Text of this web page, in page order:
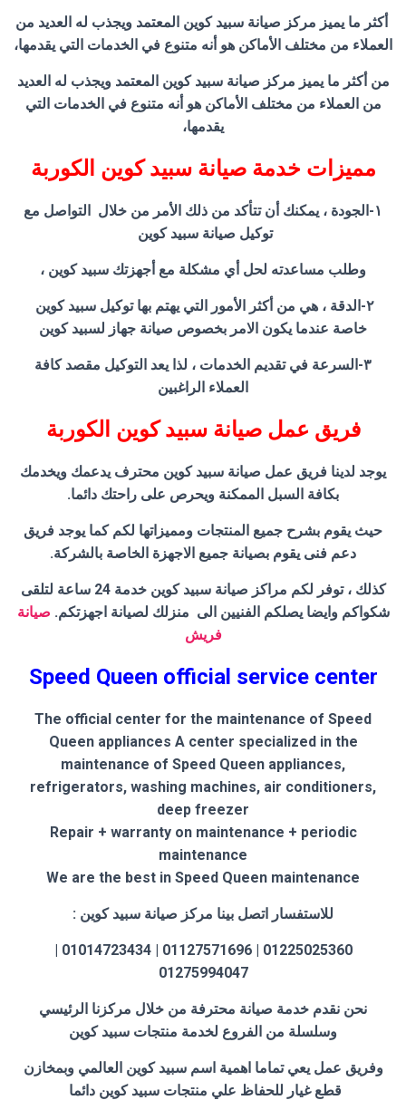
أكثر ما يميز مركز صيانة سبيد كوين المعتمد ويجذب له العديد من
العملاء من مختلف الأماكن هو أنه متنوع في الخدمات التي يقدمها،
من أكثر ما يميز مركز صيانة سبيد كوين المعتمد ويجذب له العديد
من العملاء من مختلف الأماكن هو أنه متنوع في الخدمات التي
يقدمها،
مميزات خدمة صيانة سبيد كوين الكوربة
١-الجودة ، يمكنك أن تتأكد من ذلك الأمر من خلال التواصل مع
توكيل صيانة سبيد كوين
وطلب مساعدته لحل أي مشكلة مع أجهزتك سبيد كوين ،
٢-الدقة ، هي من أكثر الأمور التي يهتم بها توكيل سبيد كوين
خاصة عندما يكون الامر بخصوص صيانة جهاز لسبيد كوين
٣-السرعة في تقديم الخدمات ، لذا يعد التوكيل مقصد كافة
العملاء الراغبين
فريق عمل صيانة سبيد كوين الكوربة
يوجد لدينا فريق عمل صيانة سبيد كوين محترف يدعمك ويخدمك
بكافة السبل الممكنة ويحرص على راحتك دائما.
حيث يقوم بشرح جميع المنتجات ومميزاتها لكم كما يوجد فريق
دعم فنى يقوم بصيانة جميع الاجهزة الخاصة بالشركة.
كذلك ، توفر لكم مراكز صيانة سبيد كوين خدمة 24 ساعة لتلقى
شكواكم وايضا يصلكم الفنيين الى منزلك لصيانة اجهزتكم. صيانة
فريش
Speed Queen official service center
The official center for the maintenance of Speed
Queen appliances A center specialized in the
maintenance of Speed Queen appliances,
refrigerators, washing machines, air conditioners,
deep freezer
Repair + warranty on maintenance + periodic
maintenance
We are the best in Speed Queen maintenance
للاستفسار اتصل بينا مركز صيانة سبيد كوين :
01225025360 | 01127571696 | 01014723434 |
01275994047
نحن نقدم خدمة صيانة محترفة من خلال مركزنا الرئيسي
وسلسلة من الفروع لخدمة منتجات سبيد كوين
وفريق عمل يعي تماما اهمية اسم سبيد كوين العالمي وبمخازن
قطع غيار للحفاظ علي منتجات سبيد كوين دائما